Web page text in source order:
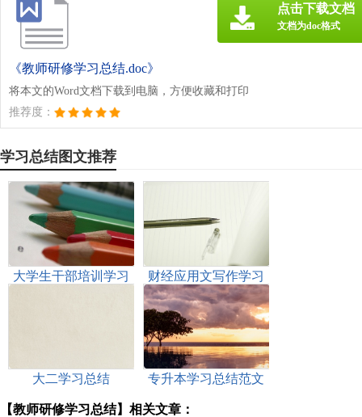
《教师研修学习总结.doc》
将本文的Word文档下载到电脑，方便收藏和打印
推荐度：
点击下载文档
文档为doc格式
学习总结图文推荐
大学生干部培训学习
财经应用文写作学习
总结
大二学习总结
专升本学习总结范文
【教师研修学习总结】相关文章：